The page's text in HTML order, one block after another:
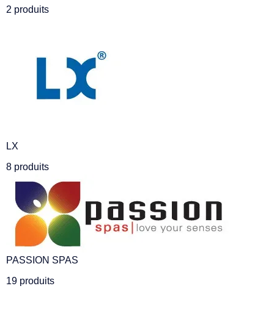
2 produits
LX
8 produits
PASSION SPAS
19 produits